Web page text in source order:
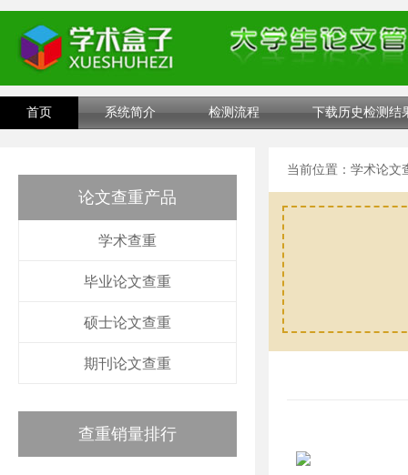
首页 系统简介 检测流程 下载历史检测结
论文查重产品
学术查重
毕业论文查重
硕士论文查重
期刊论文查重
查重销量排行
当前位置： 学术论文